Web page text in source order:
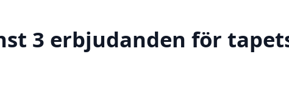
3 erbjudanden för